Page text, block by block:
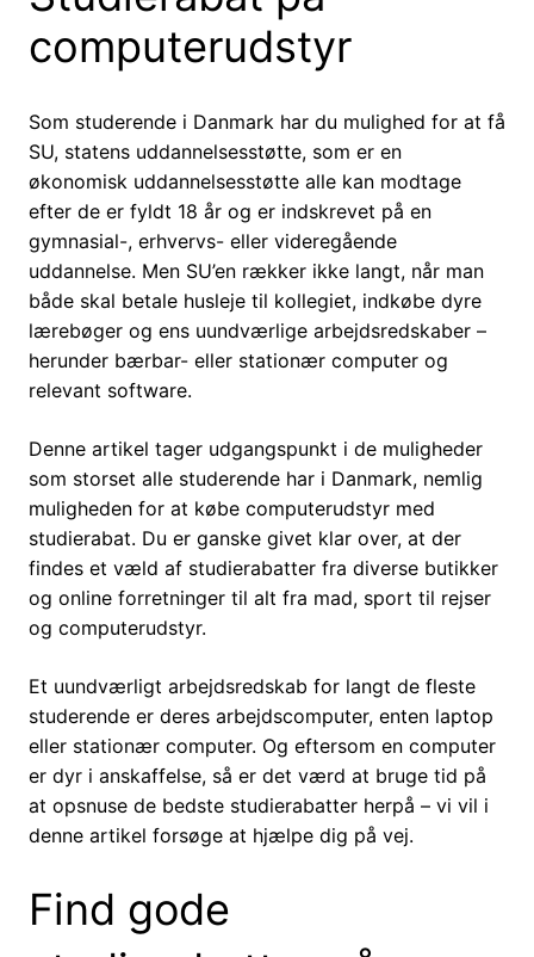
computerudstyr
Som studerende i Danmark har du mulighed for at få
SU, statens uddannelsesstøtte, som er en
økonomisk uddannelsesstøtte alle kan modtage
efter de er fyldt 18 år og er indskrevet på en
gymnasial-, erhvervs- eller videregående
uddannelse. Men SU’en rækker ikke langt, når man
både skal betale husleje til kollegiet, indkøbe dyre
lærebøger og ens uundværlige arbejdsredskaber –
herunder bærbar- eller stationær computer og
relevant software.
Denne artikel tager udgangspunkt i de muligheder
som storset alle studerende har i Danmark, nemlig
muligheden for at købe computerudstyr med
studierabat. Du er ganske givet klar over, at der
findes et væld af studierabatter fra diverse butikker
og online forretninger til alt fra mad, sport til rejser
og computerudstyr.
Et uundværligt arbejdsredskab for langt de fleste
studerende er deres arbejdscomputer, enten laptop
eller stationær computer. Og eftersom en computer
er dyr i anskaffelse, så er det værd at bruge tid på
at opsnuse de bedste studierabatter herpå – vi vil i
denne artikel forsøge at hjælpe dig på vej.
Find gode